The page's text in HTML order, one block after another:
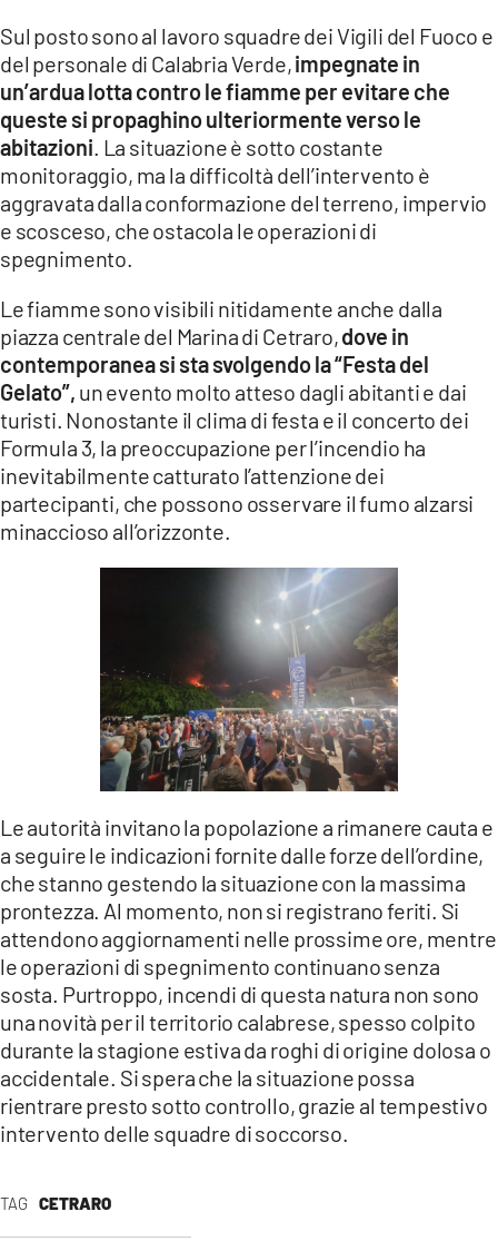
App
ANDROID
APPLE
TAG CETRARO
Sul posto sono al lavoro squadre dei Vigili del Fuoco e
del personale di Calabria Verde,impegnate in
un’ardua lotta contro le fiamme per evitare che
queste si propaghino ulteriormente verso le
abitazioni . La situazione è sotto costante
monitoraggio, ma la difficoltà dell’intervento è
aggravata dalla conformazione del terreno, impervio
e scosceso, che ostacola le operazioni di
spegnimento.
Le fiamme sono visibili nitidamente anche dalla
piazza centrale del Marina di Cetraro,dove in
contemporanea si sta svolgendo la “Festa del
Gelato”, un evento molto atteso dagli abitanti e dai
turisti. Nonostante il clima di festa e il concerto dei
Formula 3, la preoccupazione per l’incendio ha
inevitabilmente catturato l’attenzione dei
partecipanti, che possono osservare il fumo alzarsi
minaccioso all’orizzonte.
Le autorità invitano la popolazione a rimanere cauta e
a seguire le indicazioni fornite dalle forze dell’ordine,
che stanno gestendo la situazione con la massima
prontezza. Al momento, non si registrano feriti. Si
attendono aggiornamenti nelle prossime ore, mentre
le operazioni di spegnimento continuano senza
sosta. Purtroppo, incendi di questa natura non sono
una novità per il territorio calabrese, spesso colpito
durante la stagione estiva da roghi di origine dolosa o
accidentale. Si spera che la situazione possa
rientrare presto sotto controllo, grazie al tempestivo
intervento delle squadre di soccorso.